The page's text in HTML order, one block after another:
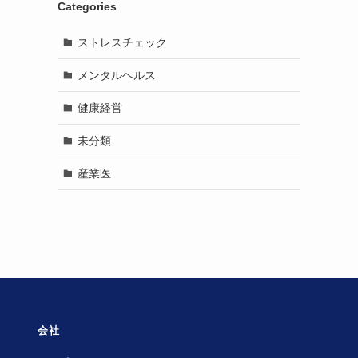
Categories
ストレスチェック
メンタルヘルス
健康経営
未分類
産業医
会社